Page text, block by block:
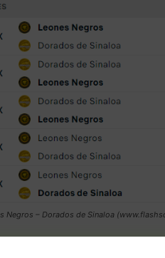
Negros – Dorados de Sinaloa
utakmica, koje su Leones